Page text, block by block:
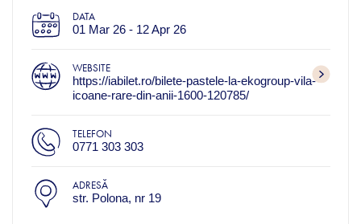
DATA
01 Mar 26 - 12 Apr 26
WEBSITE
https://iabilet.ro/bilete-pastele-la-ekogroup-vila-
icoane-rare-din-anii-1600-120785/
TELEFON
0771 303 303
ADRESĂ
str. Polona, nr 19